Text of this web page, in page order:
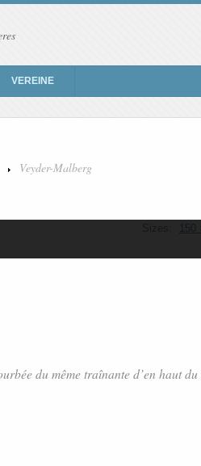
VEREINE
Veyder-Malberg
150
du même traînante d’en haut